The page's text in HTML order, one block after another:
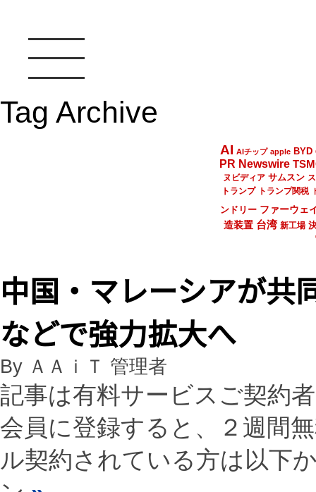
Tag Archive
AI AIチップ apple BYD
PR Newswire
ヌビディア サムスン
トランプ
トランプ関税
ンドリー ファーウェ
造装置 台湾 新工場
中国・マレーシアが共
などで強力拡大へ
By ＡＡｉＴ 管理者
記事は有料サービスご契約
会員に登録すると、２週間
ル契約されている方は以下